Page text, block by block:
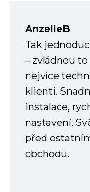
AnzelleB
Tak
– zvládnou
nejvíce
klienti.
instalace,
nastavení.
před
obchodu.